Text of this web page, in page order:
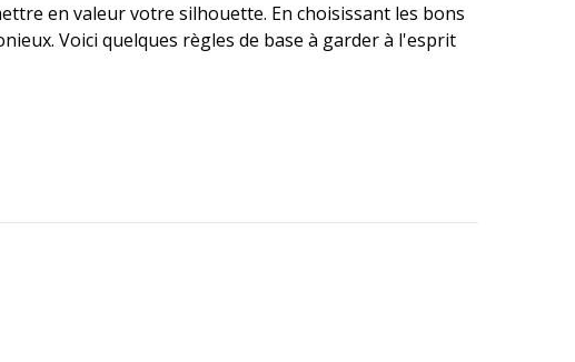
en valeur votre silhouette. En choisissant les bons
Voici quelques règles de base à garder à l'esprit